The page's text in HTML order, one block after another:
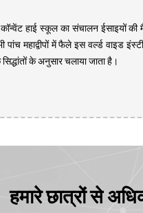
हाई स्कूल का संचालन ईसाइयों की
पांच महाद्वीपों में फैले इस वर्ल्ड वाइड
के अनुसार चलाया जाता है।
हमारे छात्रों से